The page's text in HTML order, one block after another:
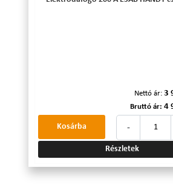
Nettó ár: 3
Bruttó ár: 4
-
Kosárba
Részletek